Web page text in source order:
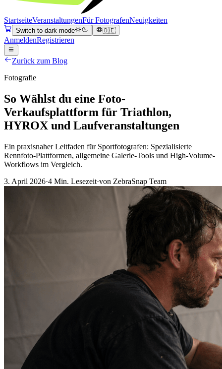
StartseiteVeranstaltungenFür FotografenNeuigkeiten
Switch to dark mode 🇩🇪
AnmeldenRegistrieren
Zurück zum Blog
Fotografie
So Wählst du eine Foto-
Verkaufsplattform für Triathlon,
HYROX und Laufveranstaltungen
Ein praxisnaher Leitfaden für Sportfotografen: Spezialisierte
Rennfoto-Plattformen, allgemeine Galerie-Tools und High-Volume-
Workflows im Vergleich.
3. April 2026·4 Min. Lesezeit·von ZebraSnap Team